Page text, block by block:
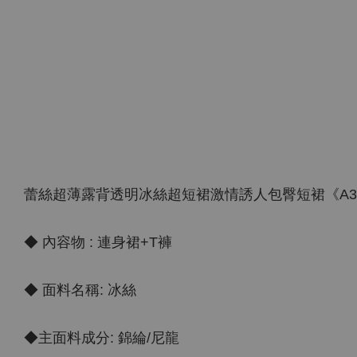
蕾絲超薄露背透明冰絲超短裙激情誘人包臀短裙《
◆ 內容物 : 連身裙+T褲
◆ 面料名稱: 冰絲
◆主面料成分: 錦綸/尼龍